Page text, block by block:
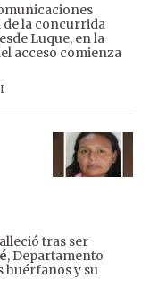
de la concurrida
Luque, en la
acceso comienza
tras ser
, Departamento
huérfanos y su